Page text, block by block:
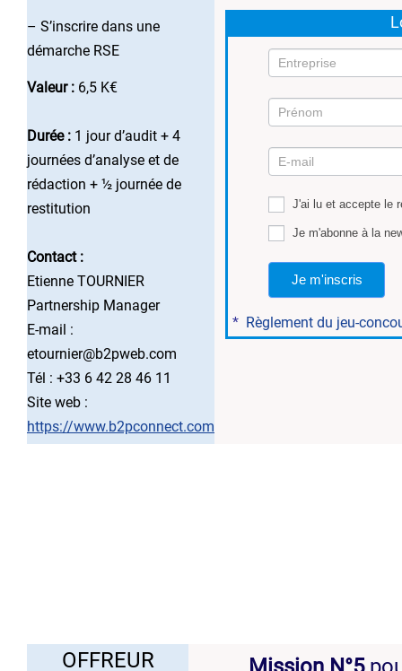
– S’inscrire dans une
démarche RSE
Valeur : 6,5 K€
Durée : 1 jour d’audit + 4
journées d’analyse et de
rédaction + ½ journée de
restitution
Contact :
Etienne TOURNIER
Partnership Manager
E-mail :
etournier@b2pweb.com
Tél : +33 6 42 28 46 11
Site web :
https://www.b2pconnect.com
J'ai lu et accepte le
Je m'abonne à la
Je m'inscris
* Règlement du jeu-
OFFREUR